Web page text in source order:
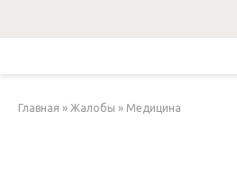
Главная » Жалобы » Медицина